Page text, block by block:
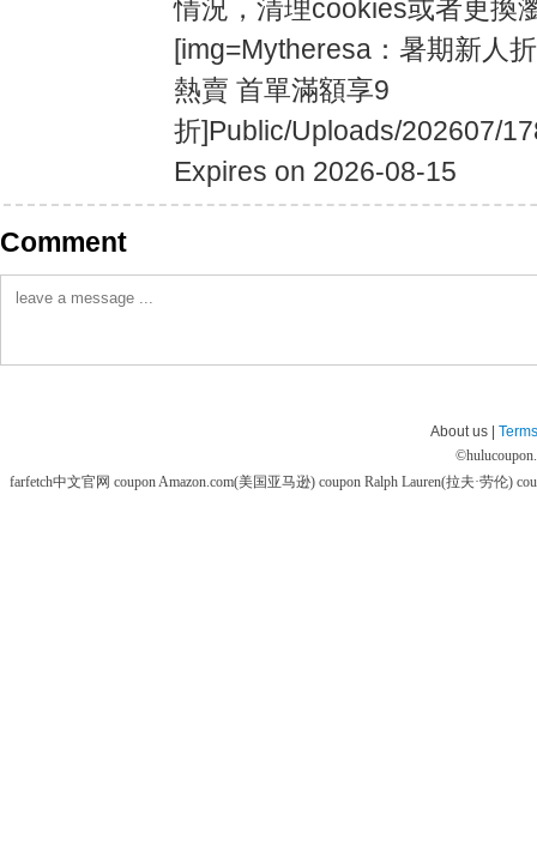
情況，清理cookies或者更換
[img=Mytheresa：暑期新人
熱賣 首單滿額享9
折]Public/Uploads/202607/
Expires on 2026-08-15
Comment
About us |
©
farfetch中文官网 couponAmazon.com(美国亚马逊) coupon Ralph Lauren(拉夫·劳伦)